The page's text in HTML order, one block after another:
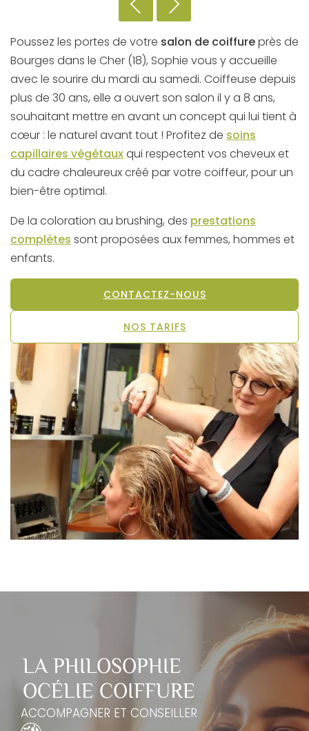
Poussez les portes de votre salon de coiffureprès de
Bourges dans le Cher (18), Sophie vous y accueille
avec le sourire du mardi au samedi. Coiffeuse depuis
plus de 30 ans, elle a ouvert son salon il y a 8 ans,
souhaitant mettre en avant un concept qui lui tient à
cœur : le naturel avant tout ! Profitez de soins
capillaires végétauxqui respectent vos cheveux et
du cadre chaleureux créé par votre coiffeur, pour un
bien-être optimal.
De la coloration au brushing, des prestations
complètes sont proposées aux femmes, hommes et
enfants.
CONTACTEZ-NOUS
NOS TARIFS
LA PHILOSOPHIE
OCÉLIE COIFFURE
ACCOMPAGNER ET CONSEILLER